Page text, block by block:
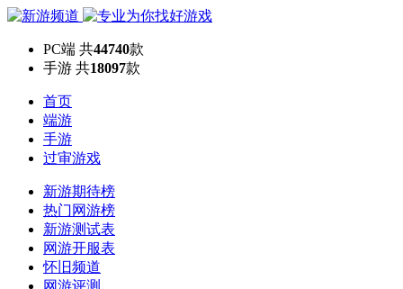
PC端 共44740款
手游 共18097款
首页
端游
手游
过审游戏
新游期待榜
热门网游榜
新游测试表
网游开服表
怀旧频道
网游评测